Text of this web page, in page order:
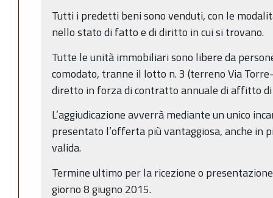
Tutti i predetti beni sono venduti, con le
nello stato di fatto e di diritto in cui si trovano.
Tutte le unità immobiliari sono libere da
comodato, tranne il lotto n. 3 (terreno Via
diretto in forza di contratto annuale di affitto
L’aggiudicazione avverrà mediante un unico
presentato l’offerta più vantaggiosa, anche in
valida.
Termine ultimo per la ricezione o
giorno 8 giugno 2015.